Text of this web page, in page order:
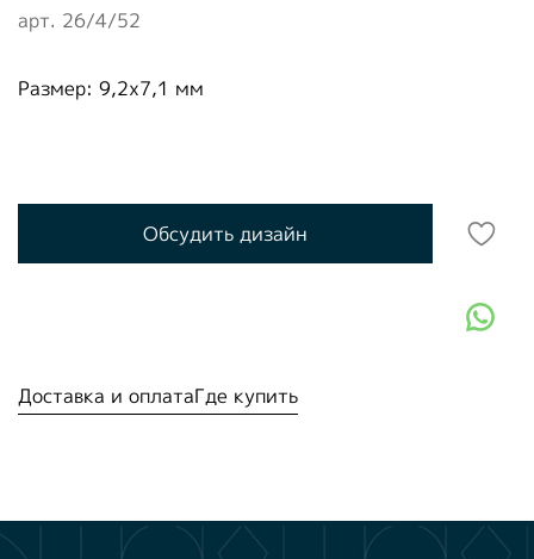
арт. 26/4/52
Размер: 9,2x7,1 мм
Обсудить дизайн
Доставка и оплатаГде купить